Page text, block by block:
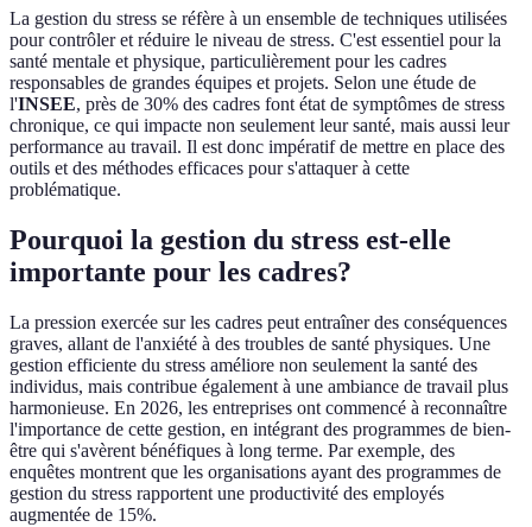
La gestion du stress se réfère à un ensemble de techniques utilisées
pour contrôler et réduire le niveau de stress. C'est essentiel pour la
santé mentale et physique, particulièrement pour les cadres
responsables de grandes équipes et projets. Selon une étude de
l'INSEE, près de 30% des cadres font état de symptômes de stress
chronique, ce qui impacte non seulement leur santé, mais aussi leur
performance au travail. Il est donc impératif de mettre en place des
outils et des méthodes efficaces pour s'attaquer à cette
problématique.
Pourquoi la gestion du stress est-elle
importante pour les cadres?
La pression exercée sur les cadres peut entraîner des conséquences
graves, allant de l'anxiété à des troubles de santé physiques. Une
gestion efficiente du stress améliore non seulement la santé des
individus, mais contribue également à une ambiance de travail plus
harmonieuse. En 2026, les entreprises ont commencé à reconnaître
l'importance de cette gestion, en intégrant des programmes de bien-
être qui s'avèrent bénéfiques à long terme. Par exemple, des
enquêtes montrent que les organisations ayant des programmes de
gestion du stress rapportent une productivité des employés
augmentée de 15%.